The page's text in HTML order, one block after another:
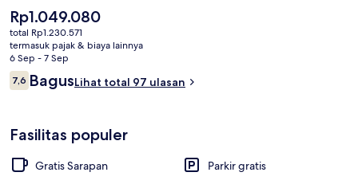
dan Irving dapat dicapai dengan berkendara singkat.
Harga
saat
ini
Rp1.049.080
Rp1.049.080
total Rp1.230.571
termasuk pajak & biaya lainnya
6 Sep - 7 Sep
Ulasan
7,67,6 dari 10
BagusLihat total 97 ulasan
Fasilitas populer
Gratis Sarapan
Parkir gratis